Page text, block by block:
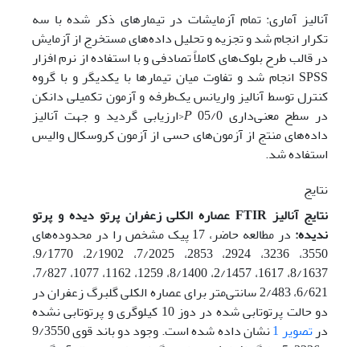
آنالیز آماری: تمام آزمایشات در تیمارهای ذکر شده با سه
تکرار انجام شد و تجزیه و تحلیل داده‌های مستخرج از آزمایش
در قالب طرح بلوک‌های کاملاً تصادفی و با استفاده از نرم افزار
SPSS انجام شد و تفاوت میان تیمارها با یکدیگر و با گروه
کنترل توسط آنالیز واریانس یک‌طرفه و آزمون تکمیلی دانکن
در سطح معنی‌داری 05/0
P <ارزیابی گردید و جهت آنالیز
داده‌های منتج از آزمون‌های حسی از آزمون کروسکال‌ والیس
استفاده شد.
نتایج
نتایج آنالیز FTIRعصاره الکلی زعفران پرتو دیده و پرتو
ندیده:
در مطالعه حاضر، 17 پیک مشخص را در محدوده‌های
3550، 3236، 2924، 2853، 7/2025، 2/1902، 9/1770،
8/1637، 1617، 2/1457، 8/1400، 1259، 1162، 1077، 7/827،
6/621، 2/483 سانتی‌متر برای عصاره الکلی گلبرگ زعفران در
دو حالت پرتوتابی شده در دوز 10 کیلوگری و پرتوتابی نشده
درتصویر 1
نشان داده شده است. وجود دو باند قوی 9/3550